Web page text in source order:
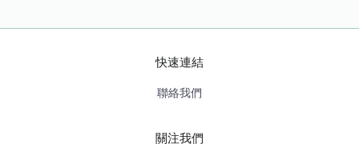
快速連結
聯絡我們
關注我們